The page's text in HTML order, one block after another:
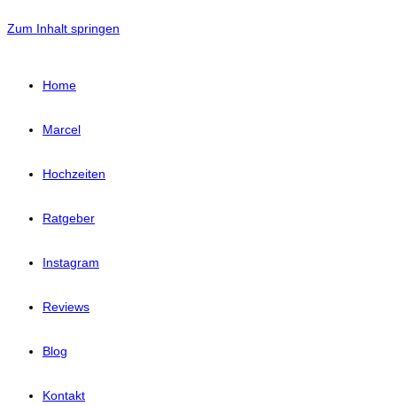
Zum Inhalt springen
Home
Marcel
Hochzeiten
Ratgeber
Instagram
Reviews
Blog
Kontakt